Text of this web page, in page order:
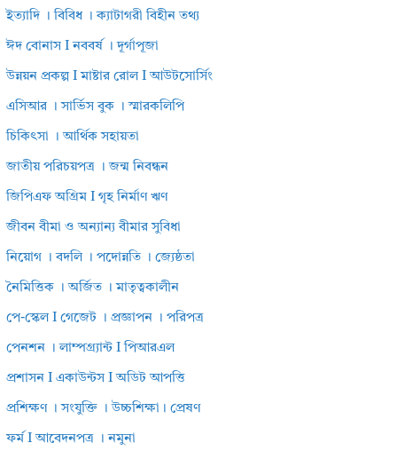
ইত্যাদি । বিবিধ । ক্যাটাগরী বিহীন তথ্য
ঈদ বোনাস I নববর্ষ । দূর্গাপূজা
উন্নয়ন প্রকল্প I মাষ্টার রোল I আউটসোর্সিং
এসিআর । সার্ভিস বুক । স্মারকলিপি
চিকিৎসা । আর্থিক সহায়তা
জাতীয় পরিচয়পত্র । জন্ম নিবন্ধন
জিপিএফ অগ্রিম I গৃহ নির্মাণ ঋণ
জীবন বীমা ও অন্যান্য বীমার সুবিধা
নিয়োগ । বদলি । পদোন্নতি । জ্যেষ্ঠতা
নৈমিত্তিক । অর্জিত । মাতৃত্বকালীন
পে-স্কেল I গেজেট । প্রজ্ঞাপন । পরিপত্র
পেনশন । লাম্পগ্র্যান্ট I পিআরএল
প্রশাসন I একাউন্টস I অডিট আপত্তি
প্রশিক্ষণ । সংযুক্তি । উচ্চশিক্ষা। প্রেষণ
ফর্ম I আবেদনপত্র । নমুনা